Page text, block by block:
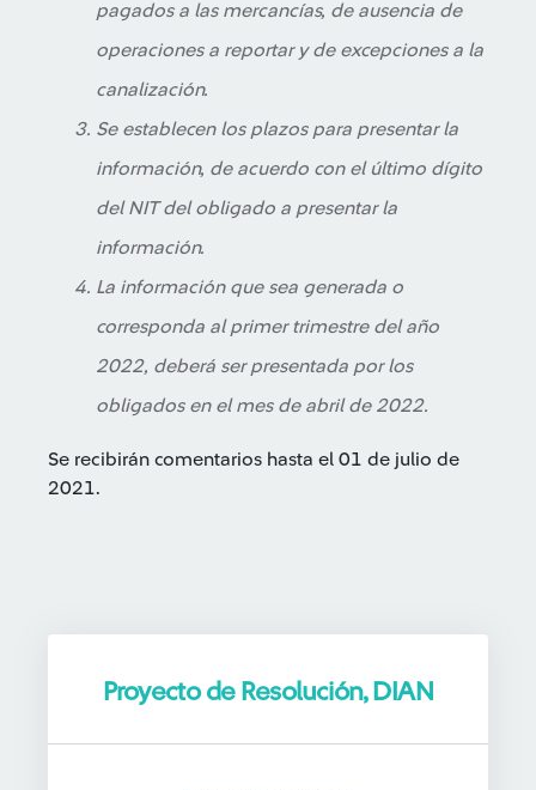
pagados a las mercancías, de ausencia de
operaciones a reportar y de excepciones a la
canalización.
Se establecen los plazos para presentar la
información, de acuerdo con el último dígito
del NIT del obligado a presentar la
información.
La información que sea generada o
corresponda al primer trimestre del año
2022, deberá ser presentada por los
obligados en el mes de abril de 2022.
Se recibirán comentarios hasta el 01 de julio de
2021.
Proyecto de Resolución, DIAN